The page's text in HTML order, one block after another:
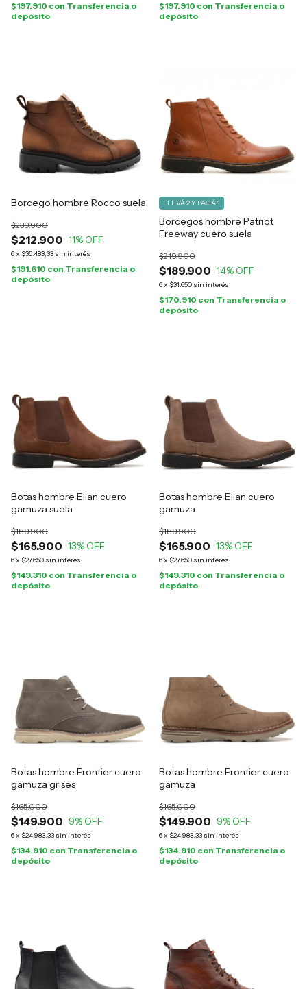
$197.910 con Transferencia o
depósito
$197.910 con Transferencia o
depósito
Borcego hombre Rocco suela
$212.900
$239.900
11% OFF
6x $35.483,33 sin interés
$191.610 con Transferencia o
depósito
Borcegos hombre Patriot
Freeway cuero suela
$189.900
$219.900
14% OFF
6x $31.650 sin interés
LLEVÁ 2 Y PAGÁ 1
$170.910 con Transferencia o
depósito
Botas hombre Elian cuero
gamuza suela
$165.900
$189.900
13% OFF
6x $27.650 sin interés
$149.310 con Transferencia o
depósito
Botas hombre Elian cuero
gamuza
$165.900
$189.900
13% OFF
6x $27.650 sin interés
$149.310 con Transferencia o
depósito
Botas hombre Frontier cuero
gamuza grises
$149.900
$165.000
9% OFF
6x $24.983,33 sin interés
$134.910 con Transferencia o
depósito
Botas hombre Frontier cuero
gamuza
$149.900
$165.000
9% OFF
6x $24.983,33 sin interés
$134.910 con Transferencia o
depósito